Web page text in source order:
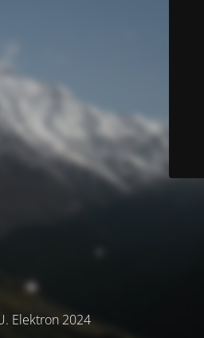
Elektron 2024